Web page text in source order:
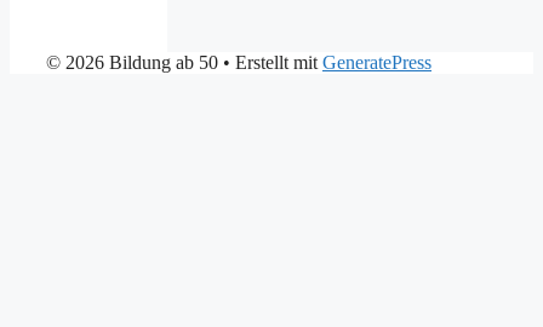
© 2026 Bildung ab 50 • Erstellt mitGeneratePress